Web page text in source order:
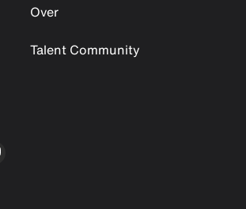
Over
Talent Community